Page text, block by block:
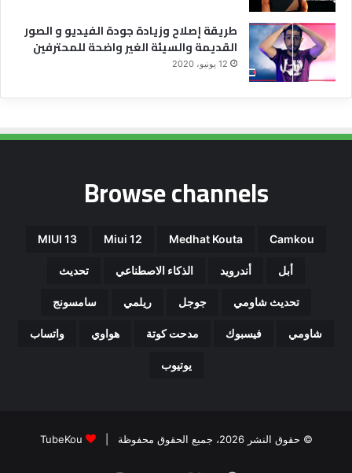
طريقة إصلاح وزيادة جودة الفيديو و الصور
القديمة والسيئة الغير واضحة للمحترفين
12 يونيو، 2020
Browse channels
Camkou
Medhat Kouta
Miui 12
MIUI 13
أبل أندرويد الذكاء الاصطناعي تحديث
تحديث شاومي جوجل ريلمي سامسونج
شاومي فيسبوك مدحت كوتة هواوي واتساب
يوتيوب
© حقوق النشر 2026، جميع الحقوق محفوظة | TubeKou